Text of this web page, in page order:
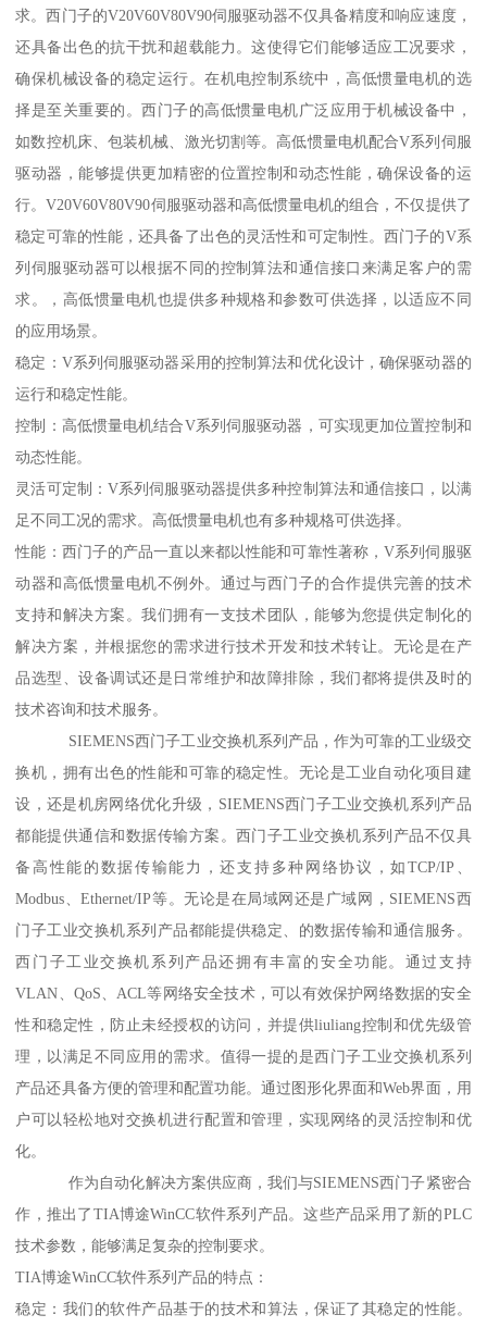
求。西门子的V20V60V80V90伺服驱动器不仅具备精度和响应速度，
还具备出色的抗干扰和超载能力。这使得它们能够适应工况要求，
确保机械设备的稳定运行。在机电控制系统中，高低惯量电机的选
择是至关重要的。西门子的高低惯量电机广泛应用于机械设备中，
如数控机床、包装机械、激光切割等。高低惯量电机配合V系列伺服
驱动器，能够提供更加精密的位置控制和动态性能，确保设备的运
行。V20V60V80V90伺服驱动器和高低惯量电机的组合，不仅提供了
稳定可靠的性能，还具备了出色的灵活性和可定制性。西门子的V系
列伺服驱动器可以根据不同的控制算法和通信接口来满足客户的需
求。，高低惯量电机也提供多种规格和参数可供选择，以适应不同
的应用场景。
稳定：V系列伺服驱动器采用的控制算法和优化设计，确保驱动器的
运行和稳定性能。
控制：高低惯量电机结合V系列伺服驱动器，可实现更加位置控制和
动态性能。
灵活可定制：V系列伺服驱动器提供多种控制算法和通信接口，以满
足不同工况的需求。高低惯量电机也有多种规格可供选择。
性能：西门子的产品一直以来都以性能和可靠性著称，V系列伺服驱
动器和高低惯量电机不例外。通过与西门子的合作提供完善的技术
支持和解决方案。我们拥有一支技术团队，能够为您提供定制化的
解决方案，并根据您的需求进行技术开发和技术转让。无论是在产
品选型、设备调试还是日常维护和故障排除，我们都将提供及时的
技术咨询和技术服务。
SIEMENS西门子工业交换机系列产品，作为可靠的工业级交
换机，拥有出色的性能和可靠的稳定性。无论是工业自动化项目建
设，还是机房网络优化升级，SIEMENS西门子工业交换机系列产品
都能提供通信和数据传输方案。西门子工业交换机系列产品不仅具
备高性能的数据传输能力，还支持多种网络协议，如TCP/IP、
Modbus、Ethernet/IP等。无论是在局域网还是广域网，SIEMENS西
门子工业交换机系列产品都能提供稳定、的数据传输和通信服务。
西门子工业交换机系列产品还拥有丰富的安全功能。通过支持
VLAN、QoS、ACL等网络安全技术，可以有效保护网络数据的安全
性和稳定性，防止未经授权的访问，并提供liuliang控制和优先级管
理，以满足不同应用的需求。值得一提的是西门子工业交换机系列
产品还具备方便的管理和配置功能。通过图形化界面和Web界面，用
户可以轻松地对交换机进行配置和管理，实现网络的灵活控制和优
化。
作为自动化解决方案供应商，我们与SIEMENS西门子紧密合
作，推出了TIA博途WinCC软件系列产品。这些产品采用了新的PLC
技术参数，能够满足复杂的控制要求。
TIA博途WinCC软件系列产品的特点：
稳定：我们的软件产品基于的技术和算法，保证了其稳定的性能。